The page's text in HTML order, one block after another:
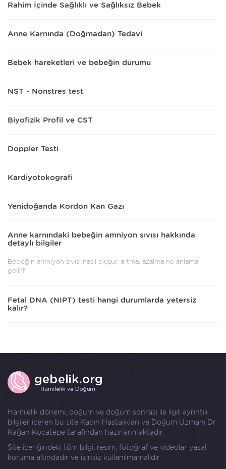
Rahim İçinde Sağlıklı ve Sağlıksız Bebek
Anne Karnında (Doğmadan) Tedavi
Bebek hareketleri ve bebeğin durumu
NST - Nonstres test
Biyofizik Profil ve CST
Doppler Testi
Kardiyotokografi
Yenidoğanda Kordon Kan Gazı
Anne karnındaki bebeğin amniyon sıvısı hakkında
detaylı bilgiler
Bebeğin amniyon sıvısı nasıl oluşur, artma, azalma ne anlama
gelir?
Fetal DNA (NIPT) testi hangi durumlarda yetersiz
kalır?
Hamilelik dönemi, doğum ve doğum sonrası ile ilgili ayrıntılı
bilgiler içeren bu site Kadın Hastalıkları ve Doğum Uzmanı Dr.
Kağan Kocatepe tarafından hazırlanmaktadır.
Site içeriğindeki tüm bilgi, resim, fotoğraf ve videolar yasal
koruma altındadır ve izinsiz kullanılmamalıdır.